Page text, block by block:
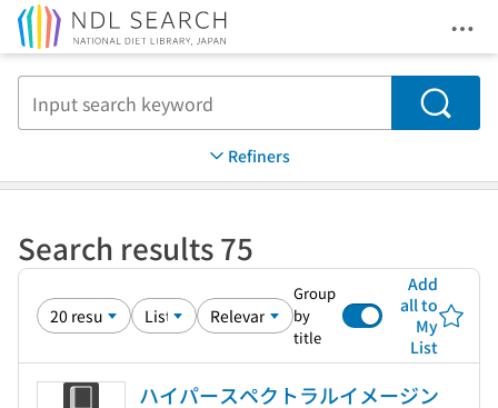
Search
Refiners
Search results 75
Group
by
title
Add
all to
My
List
ハイパースペクトラルイメージン